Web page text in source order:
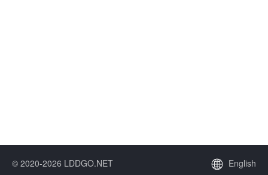
© 2020-2026 LDDGO.NET English